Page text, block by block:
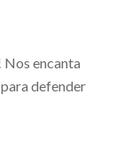
Nos encanta
defender